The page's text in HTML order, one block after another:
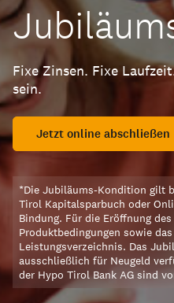
Tech 70 im
Fixe Zinsen. Fixe
sein.
Jetzt online abschließen
*Die Jubiläums-Kondition gilt
Tirol Kapitalsparbuch oder
Bindung. Für die Eröffnung
Produktbedingungen sowie
Leistungsverzeichnis. Das
ausschließlich für Neugeld
der Hypo Tirol Bank AG sind